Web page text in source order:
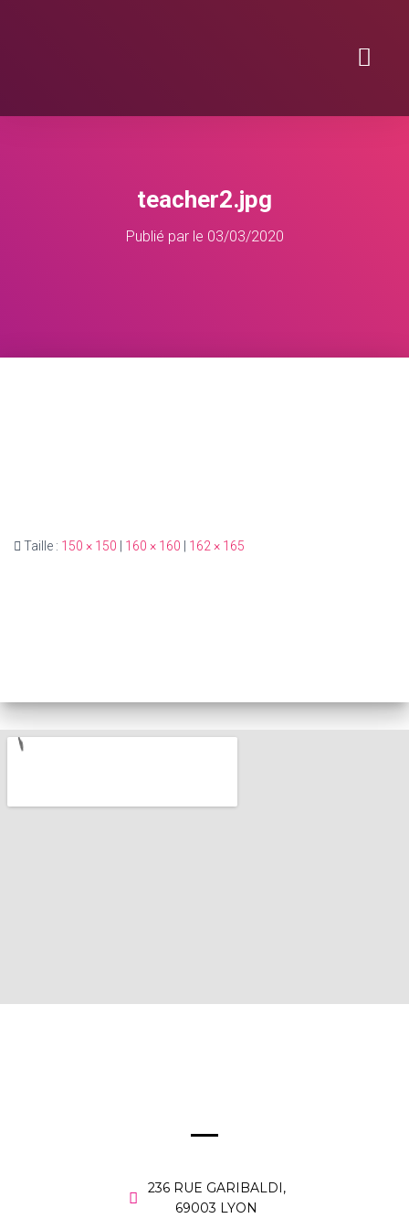
teacher2.jpg
Publié par le 03/03/2020
Taille : 150 × 150 160 × 160 162 × 165
236 RUE GARIBALDI,
69003 LYON